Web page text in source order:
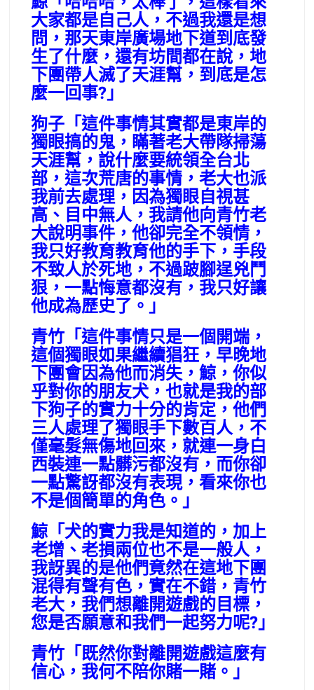
大家都是自己人，不過我還是想
問，那天東岸廣場地下道到底發
生了什麼，還有坊間都在說，地
下團帶人滅了天涯幫，到底是怎
麼一回事?」
狗子「這件事情其實都是東岸的
獨眼搞的鬼，瞞著老大帶隊掃蕩
天涯幫，說什麼要統領全台北
部，這次荒唐的事情，老大也派
我前去處理，因為獨眼自視甚
高、目中無人，我請他向青竹老
大說明事件，他卻完全不領情，
我只好教育教育他的手下，手段
不致人於死地，不過跛腳逞兇鬥
狠，一點悔意都沒有，我只好讓
他成為歷史了。」
青竹「這件事情只是一個開端，
這個獨眼如果繼續猖狂，早晚地
下團會因為他而消失，鯨，你似
乎對你的朋友犬，也就是我的部
下狗子的實力十分的肯定，他們
三人處理了獨眼手下數百人，不
僅毫髮無傷地回來，就連一身白
西裝連一點髒污都沒有，而你卻
一點驚訝都沒有表現，看來你也
不是個簡單的角色。」
鯨「犬的實力我是知道的，加上
老增、老損兩位也不是一般人，
我訝異的是他們竟然在這地下團
混得有聲有色，實在不錯，青竹
老大，我們想離開遊戲的目標，
您是否願意和我們一起努力呢?」
青竹「既然你對離開遊戲這麼有
信心，我何不陪你賭一賭。」